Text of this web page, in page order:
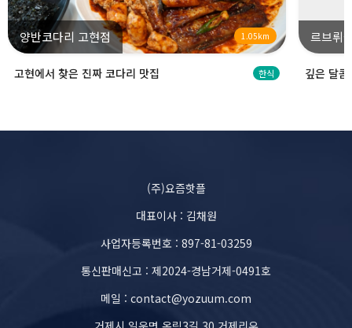
양반코다리 고현점 1.05km
고현에서 찾은 진짜 코다리 맛집 한식
르브뤼
깊은 달
(주)요즘핫플
대표이사 : 김채원
사업자등록번호 : 897-81-03259
통신판매신고 : 제2024-경남거제-0491호
메일 : contact@yozuum.com